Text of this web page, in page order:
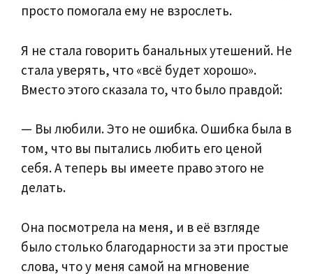
просто помогала ему не взрослеть.
Я не стала говорить банальных утешений. Не
стала уверять, что «всё будет хорошо».
Вместо этого сказала то, что было правдой:
— Вы любили. Это не ошибка. Ошибка была в
том, что вы пытались любить его ценой
себя. А теперь вы имеете право этого не
делать.
Она посмотрела на меня, и в её взгляде
было столько благодарности за эти простые
слова, что у меня самой на мгновение